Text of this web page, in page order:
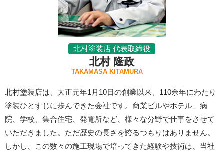
北村塗装店 代表取締役
北村 隆政
TAKAMASA KITAMURA
北村塗装店は、大正元年1月10日の創業以来、110余年にわたり
塗装ひとすじに歩んできた会社です。商業ビルやホテル、病
院、学校、集合住宅、発電所など、様々な分野で仕事をさせて
いただきました。ただ歴史の長さを誇るつもりはありません。
しかし、この数々の施工現場で培ってきた経験や技術は、当社